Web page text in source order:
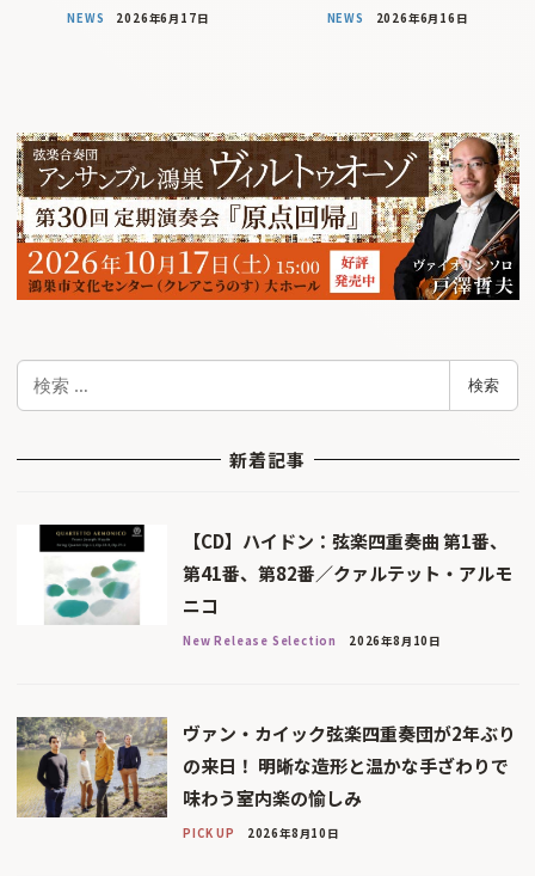
NEWS 2026年6月17日 NEWS 2026年6月16日
検索
新着記事
【CD】ハイドン：弦楽四重奏曲 第1番、
第41番、第82番／クァルテット・アルモ
ニコ
New Release Selection 2026年8月10日
ヴァン・カイック弦楽四重奏団が2年ぶり
の来日！ 明晰な造形と温かな手ざわりで
味わう室内楽の愉しみ
PICK UP 2026年8月10日